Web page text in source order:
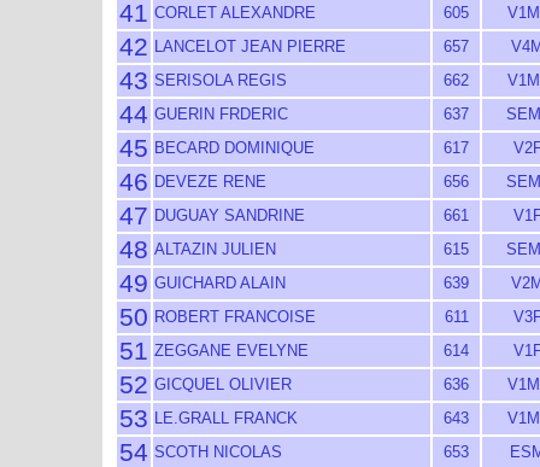
41 CORLET ALEXANDRE 605
42 LANCELOT JEAN PIERRE 657
43 SERISOLA REGIS 662
44 GUERIN FRDERIC 637
45 BECARD DOMINIQUE 617
46 DEVEZE RENE 656
47 DUGUAY SANDRINE 661
48 ALTAZIN JULIEN 615
49 GUICHARD ALAIN 639
50 ROBERT FRANCOISE 611
51 ZEGGANE EVELYNE 614
52 GICQUEL OLIVIER 636
53 LE.GRALL FRANCK 643
54 SCOTH NICOLAS 653